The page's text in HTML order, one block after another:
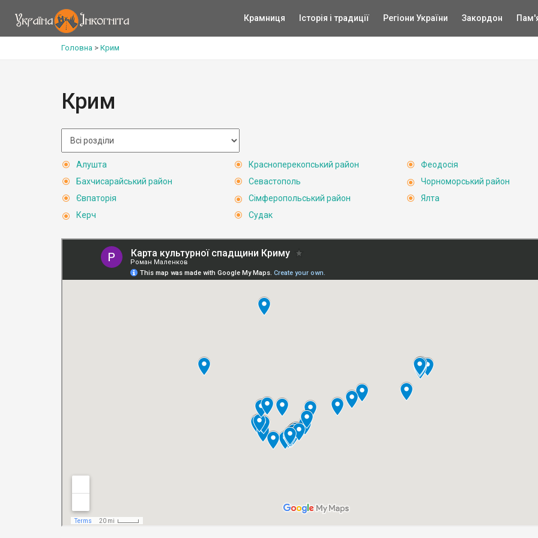
Крамниця Історія і традиції Регіони України Закордон
Головна > Крим
Крим
Алушта
Бахчисарайський район
Євпаторія
Керч
Красноперекопський район
Севастополь
Сімферопольський район
Судак
Феодосія
Чорноморський район
Ялта